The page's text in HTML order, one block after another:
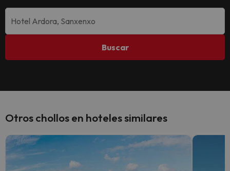
Buscar
Otros chollos en hoteles similares